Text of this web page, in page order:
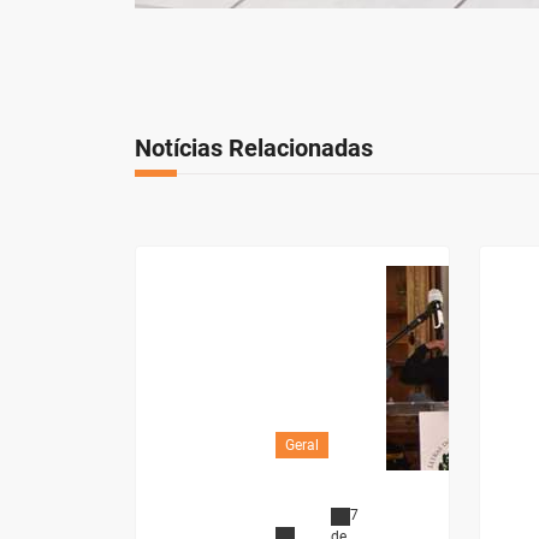
Notícias Relacionadas
Geral
7